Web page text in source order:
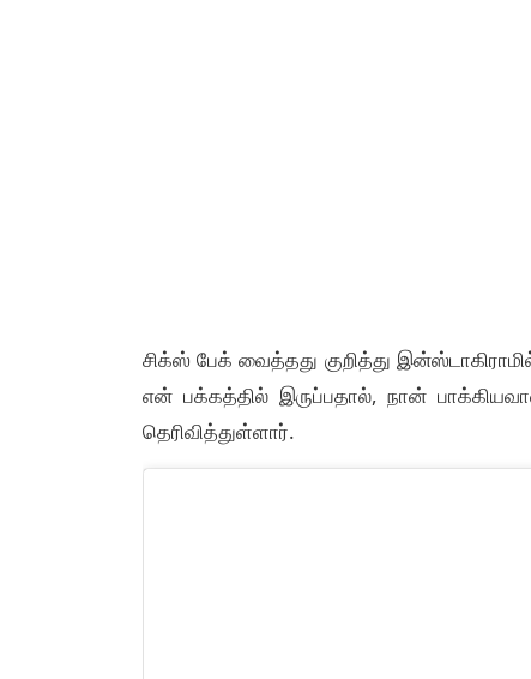
சிக்ஸ் பேக் வைத்தது குறித்து
என் பக்கத்தில் இருப்பதால், நான்
தெரிவித்துள்ளார்.